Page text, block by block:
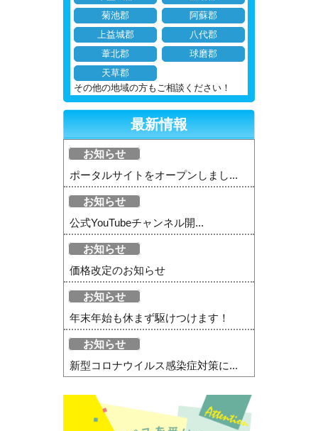
菊池郡
阿蘇郡
上益城郡
八代郡
葦北郡
球磨郡
天草郡
その他の地域の方もご相談ください！
最新情報
お知らせ
ポータルサイトをオープンしまし...
お知らせ
公式YouTubeチャンネル開...
お知らせ
価格改定のお知らせ
お知らせ
年末年始も休まず駆けつけます！
お知らせ
新型コロナウイルス感染症対策に...